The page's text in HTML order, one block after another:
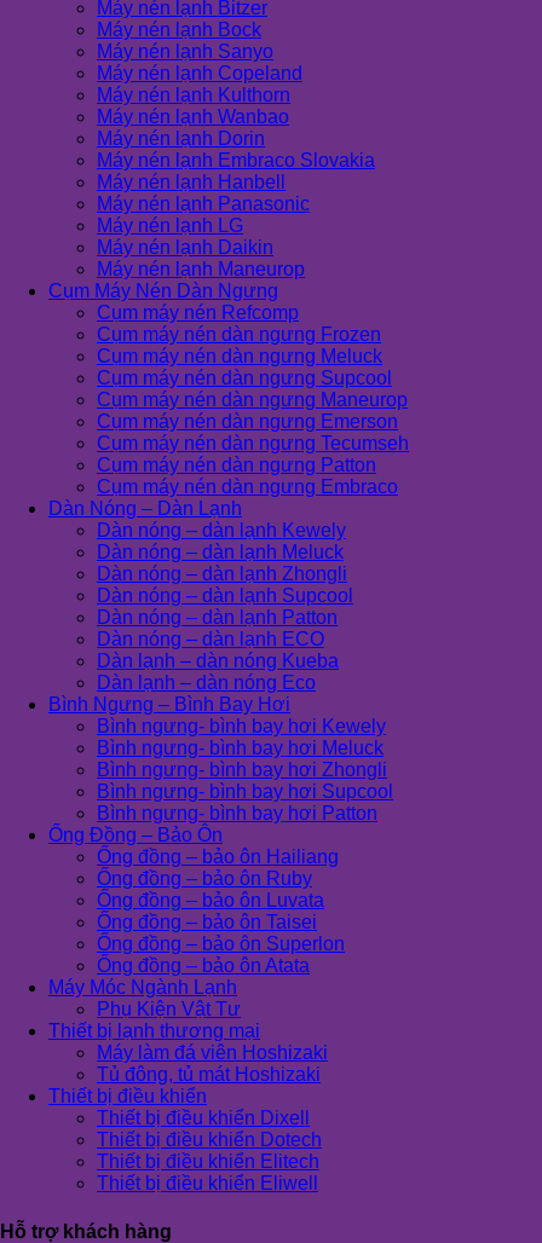
Máy nén lạnh Bitzer
Máy nén lạnh Bock
Máy nén lạnh Sanyo
Máy nén lạnh Copeland
Máy nén lạnh Kulthorn
Máy nén lạnh Wanbao
Máy nén lạnh Dorin
Máy nén lạnh Embraco Slovakia
Máy nén lạnh Hanbell
Máy nén lạnh Panasonic
Máy nén lạnh LG
Máy nén lạnh Daikin
Máy nén lạnh Maneurop
Cụm Máy Nén Dàn Ngưng
Cụm máy nén Refcomp
Cụm máy nén dàn ngưng Frozen
Cụm máy nén dàn ngưng Meluck
Cụm máy nén dàn ngưng Supcool
Cụm máy nén dàn ngưng Maneurop
Cụm máy nén dàn ngưng Emerson
Cụm máy nén dàn ngưng Tecumseh
Cụm máy nén dàn ngưng Patton
Cụm máy nén dàn ngưng Embraco
Dàn Nóng – Dàn Lạnh
Dàn nóng – dàn lạnh Kewely
Dàn nóng – dàn lạnh Meluck
Dàn nóng – dàn lạnh Zhongli
Dàn nóng – dàn lạnh Supcool
Dàn nóng – dàn lạnh Patton
Dàn nóng – dàn lạnh ECO
Dàn lạnh – dàn nóng Kueba
Dàn lạnh – dàn nóng Eco
Bình Ngưng – Bình Bay Hơi
Bình ngưng- bình bay hơi Kewely
Bình ngưng- bình bay hơi Meluck
Bình ngưng- bình bay hơi Zhongli
Bình ngưng- bình bay hơi Supcool
Bình ngưng- bình bay hơi Patton
Ống Đồng – Bảo Ôn
Ống đồng – bảo ôn Hailiang
Ống đồng – bảo ôn Ruby
Ống đồng – bảo ôn Luvata
Ống đồng – bảo ôn Taisei
Ống đồng – bảo ôn Superlon
Ống đồng – bảo ôn Atata
Máy Móc Ngành Lạnh
Phụ Kiện Vật Tư
Thiết bị lạnh thương mại
Máy làm đá viên Hoshizaki
Tủ đông, tủ mát Hoshizaki
Thiết bị điều khiển
Thiết bị điều khiển Dixell
Thiết bị điều khiển Dotech
Thiết bị điều khiển Elitech
Thiết bị điều khiển Eliwell
Hỗ trợ khách hàng